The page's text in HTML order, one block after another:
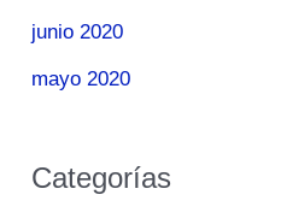
junio 2020
mayo 2020
Categorías